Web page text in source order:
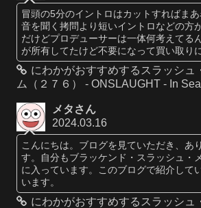
冒頭の5分のイントロはカットすればま
音を聞く拷問より短いイントロなどの方
だけどプロデューサーは一体何考えてる
が所有してたけど不要になって買い取り
にわかがおすすめするスラッシュ
ム（２７６） - ONSLAUGHT - In
メタさん
2024.03.16
こんにちは。ブログを見ていただき、あ
す。自分もブラッケンド・スラッシュ・
に入っています。このブログで紹介して
います。
にわかがおすすめするスラッシュ